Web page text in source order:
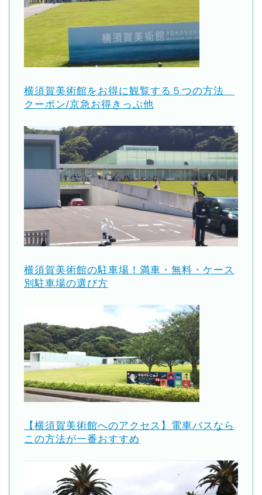
横須賀美術館をお得に観覧する５つの方法
クーポン/京急お得きっぷ他
横須賀美術館の駐車場！満車・無料・ケース
別駐車場の選び方
【横須賀美術館へのアクセス】電車バスなら
この方法が一番おすすめ